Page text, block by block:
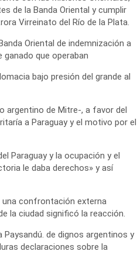
de la Banda Oriental y cumplir
Virreinato del Río de la Plata.
Oriental de indemnización a
ganado que operaban
bajo presión del grande al
argentino de Mitre-, a favor del
a Paraguay y el motivo por el
Paraguay y la ocupación y el
le daba derechos» y así
una confrontación externa
la ciudad significó la reacción.
de dignos argentinos y
declaraciones sobre la